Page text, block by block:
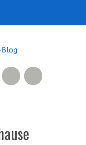
Facebook
500px